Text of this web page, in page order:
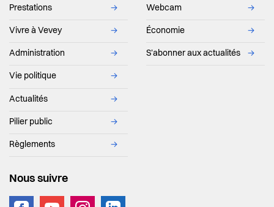
Prestations →
Vivre à Vevey →
Administration →
Vie politique →
Actualités →
Pilier public →
Règlements →
Webcam →
Économie →
S'abonner aux actualités →
Nous suivre